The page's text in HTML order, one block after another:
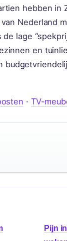
hebben
Nederland
lage
en
· TV-
Pijn